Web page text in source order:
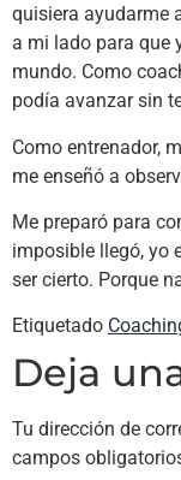
quisiera ayudarme
a mi lado para que
mundo. Como
podía avanzar sin
Como entrenador,
me enseñó a
Me preparó para
imposible llegó, yo
ser cierto. Porque
Etiquetado
Deja
Tu dirección de
campos